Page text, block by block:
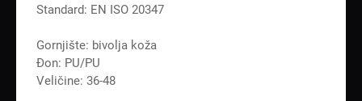
Standard: EN ISO 20347
Gornjište: bivolja koža
Đon: PU/PU
Veličine: 36-48